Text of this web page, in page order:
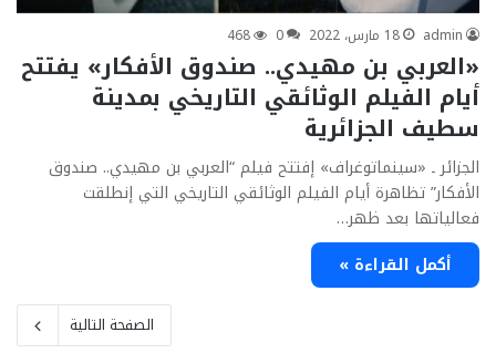
admin 18 مارس، 2022 0
468
«العربي بن مهيدي.. صندوق الأفكار» يفتتح
أيام الفيلم الوثائقي التاريخي بمدينة
سطيف الجزائرية
الجزائر ـ «سينماتوغراف» إفتتح فيلم “العربي بن مهيدي.. صندوق
الأفكار” تظاهرة أيام الفيلم الوثائقي التاريخي التي إنطلقت
فعالياتها بعد ظهر…
أكمل القراءة »
الصفحة التالية